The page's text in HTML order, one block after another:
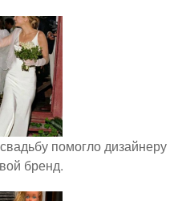
помогло дизайнеру
бренд.